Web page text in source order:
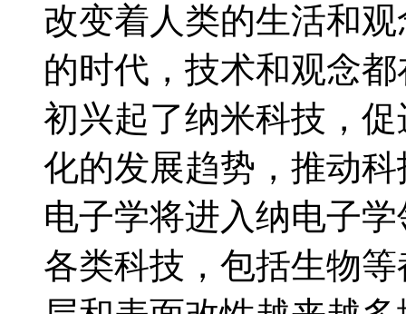
改变着人类的生活和
的时代，技术和观念
初兴起了纳米科技，
化的发展趋势，推动
电子学将进入纳电子
各类科技，包括生物